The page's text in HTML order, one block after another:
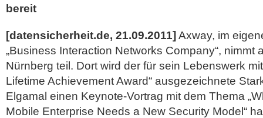
bereit
[datensicherheit.de, 21.09.2011] Axway, im
„Business Interaction Networks Company“, nimmt
Nürnberg teil. Dort wird der für sein Lebenswerk
Lifetime Achievement Award“ ausgezeichnete
Elgamal einen Keynote-Vortrag mit dem Thema
Mobile Enterprise Needs a New Security Model“